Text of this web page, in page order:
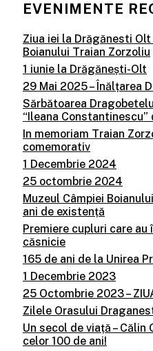
EVENIMENTE
Ziua iei la Drăgănesti Olt
Boianului Traian Zorzoliu
1 iunie la Drăgănești-Olt
29 Mai 2025 – Înălțarea
Sărbătoarea
“Ileana
In memoriam Traian
comemorativ
1 Decembrie 2024
25 octombrie 2024
Muzeul Câmpiei
ani de existență
Premiere cupluri care
căsnicie
165 de ani de la Unirea
1 Decembrie 2023
25 Octombrie 2023 –
Zilele Orasului
Un secol de viață –
celor 100 de ani!